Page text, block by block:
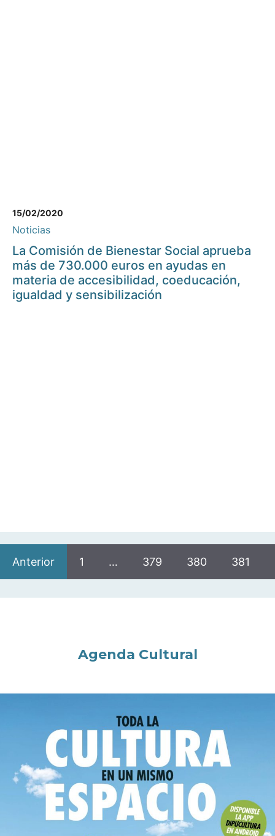
15/02/2020
Noticias
La Comisión de Bienestar Social aprueba
más de 730.000 euros en ayudas en
materia de accesibilidad, coeducación,
igualdad y sensibilización
Anterior 1 … 379 380 381
Agenda Cultural